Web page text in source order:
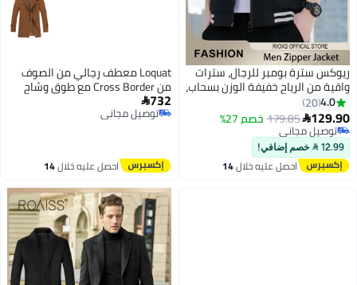
2
ريوكس سترة بومبر للرجال، سترات
واقية من الرياح خفيفة الوزن بسحاب،
سترة خارجية مقاومة للرياح
ومقاومة للماء بقصّة ضيقة مع
جيب، سترة عصرية بياقة قائمة
وسحاب كامل، سترات ربيعية
وخريفية غير رسمية للملابس
الخارجية غير الرسمية والعمل
4.0
20
129.90
179.85خصم 27%
توصيل مجاني
توصيل مجاني
12.99  خصم إضافي!
احصل عليه خلال14
Loquat معطف رجالي من الصوف
من Cross Border مع طوق وشاح
طويل بالإضافة إلى معطف صوفي
سميك من القطن
732
توصيل مجاني
توصيل مجاني
احصل عليه خلال14